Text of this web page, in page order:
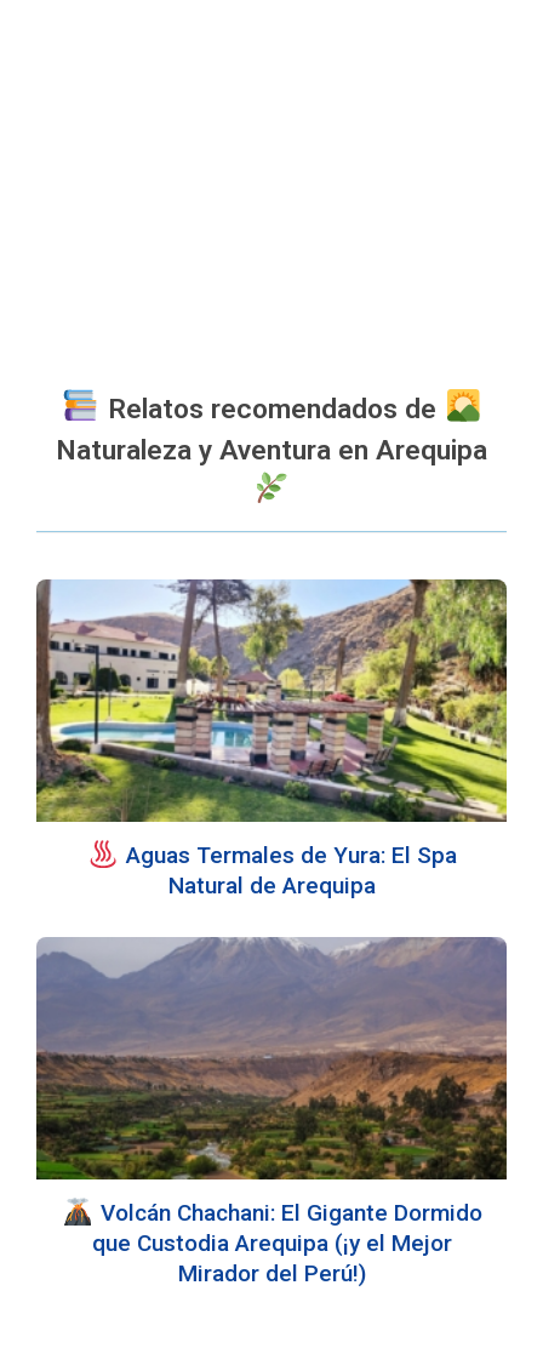
Relatos recomendados de
Naturaleza y Aventura en Arequipa
️ Aguas Termales de Yura: El Spa
Natural de Arequipa
Volcán Chachani: El Gigante Dormido
que Custodia Arequipa (¡y el Mejor
Mirador del Perú!)